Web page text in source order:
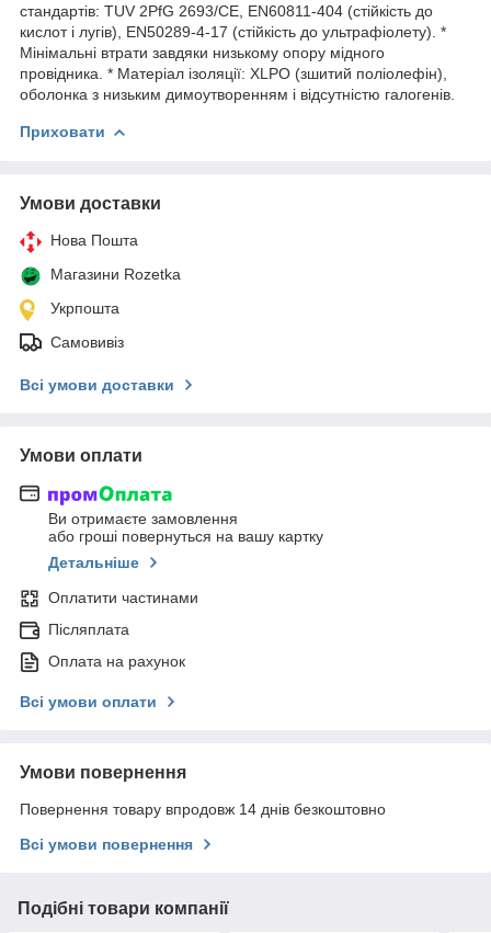
стандартів: TUV 2PfG 2693/CE, EN60811-404 (стійкість до
кислот і лугів), EN50289-4-17 (стійкість до ультрафіолету). *
Мінімальні втрати завдяки низькому опору мідного
провідника. * Матеріал ізоляції: XLPO (зшитий поліолефін),
оболонка з низьким димоутворенням і відсутністю галогенів.
Приховати
Умови доставки
Нова Пошта
Магазини Rozetka
Укрпошта
Самовивіз
Всі умови доставки
Умови оплати
Ви отримаєте замовлення
або гроші повернуться на вашу картку
Детальніше
Оплатити частинами
Післяплата
Оплата на рахунок
Всі умови оплати
Умови повернення
Повернення товару впродовж 14 днів безкоштовно
Всі умови повернення
Подібні товари компанії